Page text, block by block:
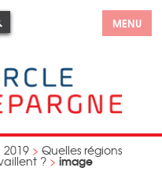
MENU
2019 > Quelles régions
? > image